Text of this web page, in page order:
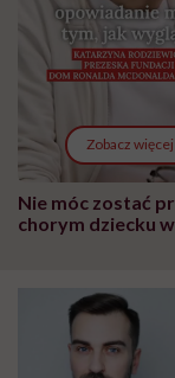
Zobacz więcej
Nie móc zostać
chorym dziecku w
może chyba tylko
głupota i brak
wyobraźni"